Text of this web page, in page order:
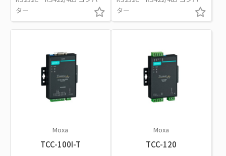
ター
ター
Moxa
TCC-100I-T
Moxa
TCC-120